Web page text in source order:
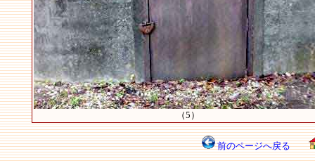
（5）
前のページへ戻る